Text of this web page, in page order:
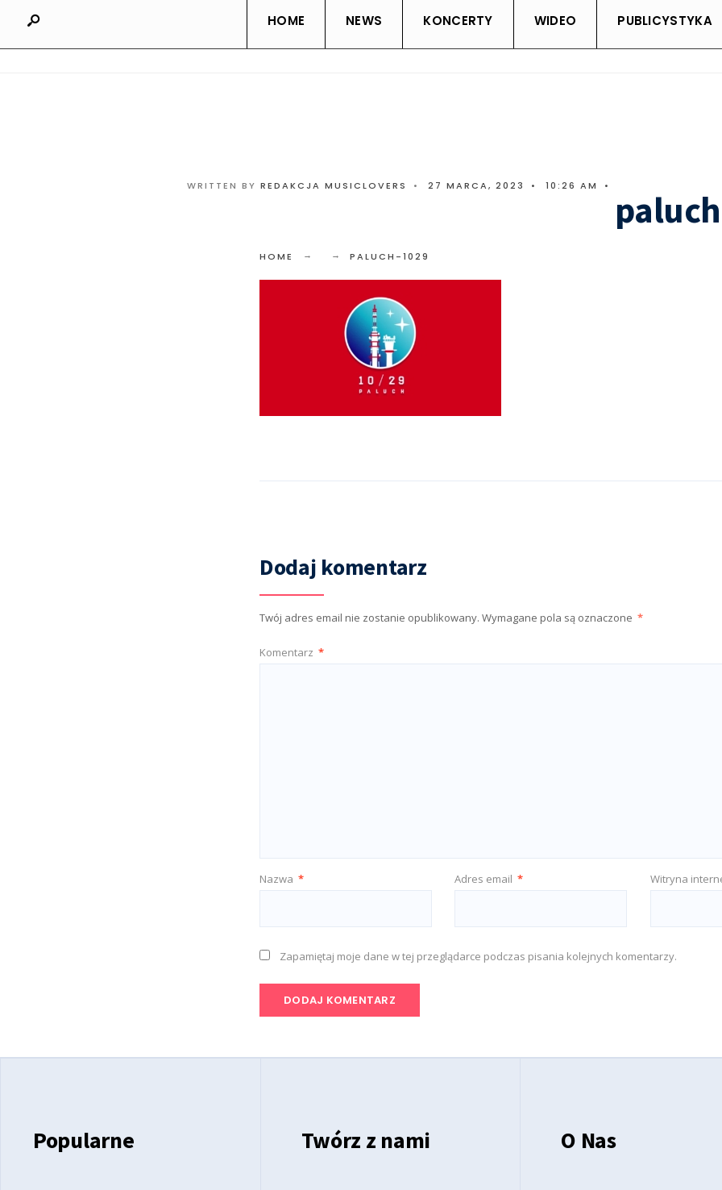
HOME NEWS KONCERTY WIDEO PUBLICYSTYKA
WRITTEN BY REDAKCJA MUSICLOVERS • 27 MARCA, 2023 • 10:26 AM •
HOME PALUCH-1029
Dodaj komentarz
Twój adres email nie zostanie opublikowany. Wymagane pola są oznaczone *
Komentarz *
Nazwa * Adres email * Witryna
Zapamiętaj moje dane w tej przeglądarce podczas pisania kolejnych komentarzy.
Popularne Twórz z nami O Nas